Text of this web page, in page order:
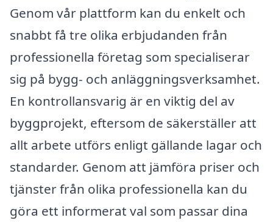
Genom vår plattform kan du enkelt och
snabbt få tre olika erbjudanden från
professionella företag som specialiserar
sig på bygg- och anläggningsverksamhet.
En kontrollansvarig är en viktig del av
byggprojekt, eftersom de säkerställer att
allt arbete utförs enligt gällande lagar och
standarder. Genom att jämföra priser och
tjänster från olika professionella kan du
göra ett informerat val som passar dina